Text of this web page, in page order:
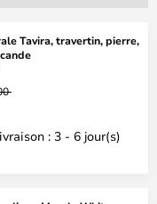
Tavira, travertin, pierre,
: 3 - 6 jour(s)